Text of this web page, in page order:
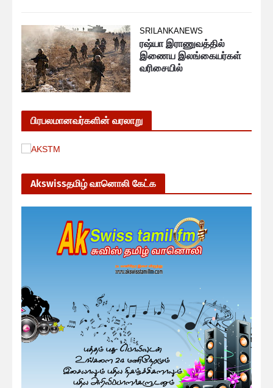
SRILANKANEWS
ரஷ்யா இராணுவத்தில்
இணைய இலங்கையர்கள்
வரிசையில்
பிரபலமானவர்களின் வரலாறு
Akswissதமிழ் வானொலி கேட்க